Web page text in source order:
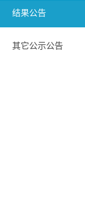
结果公告
其它公示公告